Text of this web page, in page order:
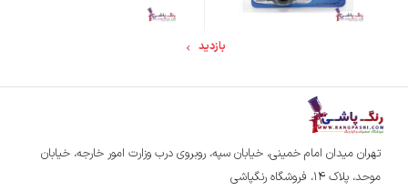
بازدید
تهران میدان امام خمینی، خیابان سپه، روبروی درب وزارت امور خارجه، خیابان
موحد، پلاک ۱۴، فروشگاه رنگپاشی